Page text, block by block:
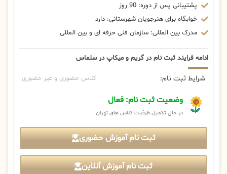
پشتیبانی پس از دوره: 90 روز
خوابگاه برای هنرجویان شهرستانی: دارد
مدرک بین المللی: سازمان فنی حرفه ای و بین المللی
ادامه فرایند ثبت نام در گریم و میکاپ در سلماس
شرایط ثبت نام: کلاس حضوری و غیر حضوری
وضعیت ثبت نام: فعال
در حال تکمیل ظرفیت کلاس های تهران
ثبت نام آموزش حضوری
ثبت نام آموزش آنلاین